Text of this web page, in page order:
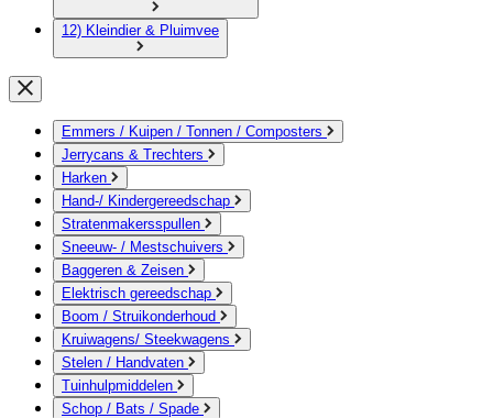
12) Kleindier & Pluimvee
Emmers / Kuipen / Tonnen / Composters
Jerrycans & Trechters
Harken
Hand-/ Kindergereedschap
Stratenmakersspullen
Sneeuw- / Mestschuivers
Baggeren & Zeisen
Elektrisch gereedschap
Boom / Struikonderhoud
Kruiwagens/ Steekwagens
Stelen / Handvaten
Tuinhulpmiddelen
Schop / Bats / Spade